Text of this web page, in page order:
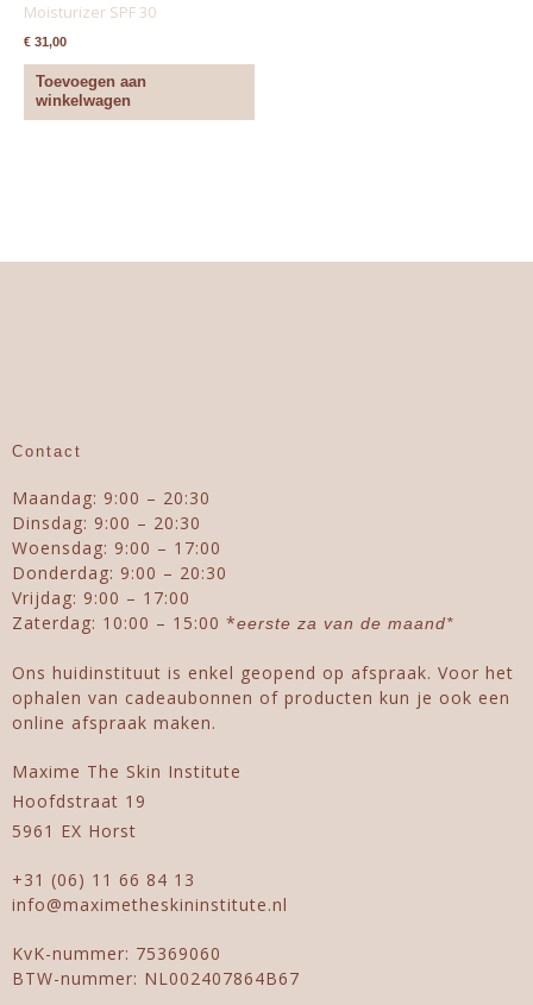
Moisturizer SPF 30
€31,00
Toevoegen aan
winkelwagen
Contact
Maandag: 9:00 – 20:30
Dinsdag: 9:00 – 20:30
Woensdag: 9:00 – 17:00
Donderdag: 9:00 – 20:30
Vrijdag: 9:00 – 17:00
Zaterdag: 10:00 – 15:00 *eerste za van de maand*
Ons huidinstituut is enkel geopend op afspraak. Voor het
ophalen van cadeaubonnen of producten kun je ook een
online afspraak maken.
Maxime The Skin Institute
Hoofdstraat 19
5961 EX Horst
+31 (06) 11 66 84 13
info@maximetheskininstitute.nl
KvK-nummer: 75369060
BTW-nummer: NL002407864B67